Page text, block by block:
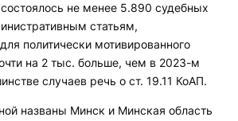
не менее 5.890 судебных
статьям,
политически мотивированного
на 2 тыс. больше, чем в 2023-м
случаев речь о ст. 19.11 КоАП.
названы Минск и Минская область